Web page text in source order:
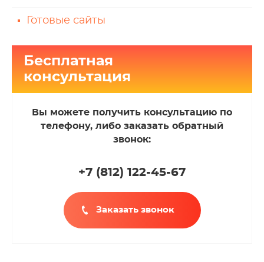
Готовые сайты
Бесплатная
консультация
Вы можете получить консультацию по
телефону, либо заказать обратный
звонок:
+7 (812) 122-45-67
Заказать звонок